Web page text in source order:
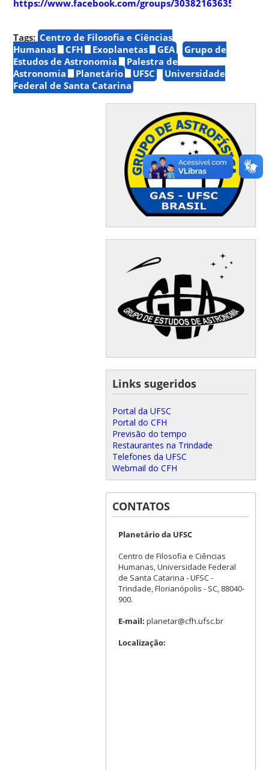
https://www.facebook.com/groups/303821636357910
Tags: Centro de Filosofia e Ciências
Humanas
CFH Exoplanetas GEA
Grupo de
Estudos de Astronomia
Palestra de
Astronomia
Planetário UFSC
Universidade
Federal de Santa Catarina
Links sugeridos
Portal da UFSC
Portal do CFH
Previsão do tempo
Restaurantes na Trindade
Telefones da UFSC
Webmail do CFH
CONTATOS
Planetário da UFSC
Centro de Filosofia e Ciências
Humanas, Universidade Federal
de Santa Catarina - UFSC -
Trindade, Florianópolis - SC, 88040-
900.
E-mail: planetar@cfh.ufsc.br
Localização: